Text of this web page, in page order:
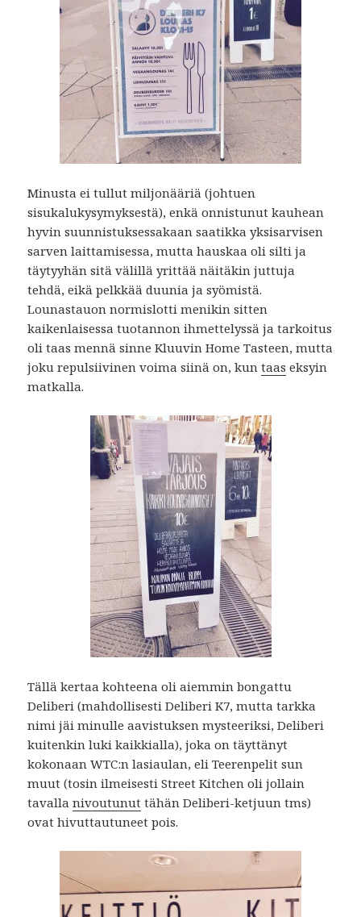
Minusta ei tullut miljonääriä (johtuen
sisukalukysymyksestä), enkä onnistunut kauhean
hyvin suunnistuksessakaan saatikka yksisarvisen
sarven laittamisessa, mutta hauskaa oli silti ja
täytyyhän sitä välillä yrittää näitäkin juttuja
tehdä, eikä pelkkää duunia ja syömistä.
Lounastauon normislotti menikin sitten
kaikenlaisessa tuotannon ihmettelyssä ja tarkoitus
oli taas mennä sinne Kluuvin Home Tasteen, mutta
joku repulsiivinen voima siinä on, kuntaas eksyin
matkalla.
Tällä kertaa kohteena oli aiemmin bongattu
Deliberi (mahdollisesti Deliberi K7, mutta tarkka
nimi jäi minulle aavistuksen mysteeriksi, Deliberi
kuitenkin luki kaikkialla), joka on täyttänyt
kokonaan WTC:n lasiaulan, eli Teerenpelit sun
muut (tosin ilmeisesti Street Kitchen oli jollain
tavallanivoutunut tähän Deliberi-ketjuun tms)
ovat hivuttautuneet pois.